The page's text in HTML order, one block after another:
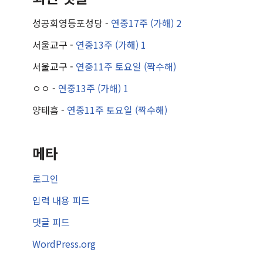
성공회영등포성당- 연중17주 (가해) 2
서울교구 - 연중13주 (가해) 1
서울교구 - 연중11주 토요일 (짝수해)
ㅇㅇ - 연중13주 (가해) 1
양태흠 - 연중11주 토요일 (짝수해)
메타
로그인
입력 내용 피드
댓글 피드
WordPress.org